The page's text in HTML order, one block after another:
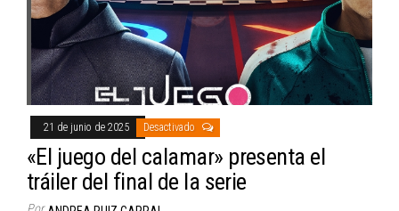
21 de junio de 2025 Desactivado
«El juego del calamar» presenta el
tráiler del final de la serie